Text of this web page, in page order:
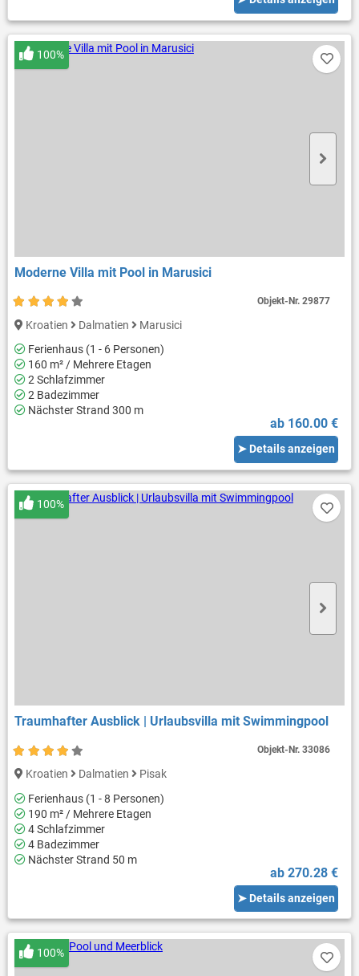
Moderne Villa mit Pool in Marusici
100%
Kroatien Dalmatien
Marusici
Ferienhaus (1 - 6 Personen)
160 m² / Mehrere Etagen
2 Schlafzimmer
2 Badezimmer
Nächster Strand 300 m
ab 160.00 €
➤ Details anzeigen
Objekt-Nr.29877
Traumhafter Ausblick | Urlaubsvilla mit Swimmingpool
100%
Kroatien Dalmatien
Pisak
Ferienhaus (1 - 8 Personen)
190 m² / Mehrere Etagen
4 Schlafzimmer
4 Badezimmer
Nächster Strand 50 m
ab 270.28 €
➤ Details anzeigen
Objekt-Nr.33086
100%